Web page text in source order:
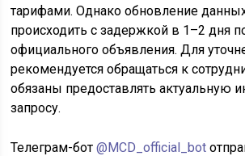
тарифами. Однако обновление
происходить с задержкой в 1–2 дня
официального объявления. Для
рекомендуется обращаться к
обязаны предоставлять актуальную
запросу.
Телеграм-бот@MCD_official_bot